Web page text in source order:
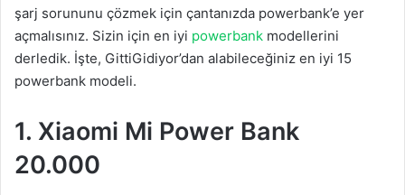
şarj sorununu çözmek için çantanızda powerbank’e yer
açmalısınız. Sizin için en iyi powerbank modellerini
derledik. İşte, GittiGidiyor’dan alabileceğiniz en iyi 15
powerbank modeli.
1. Xiaomi Mi Power Bank
20.000